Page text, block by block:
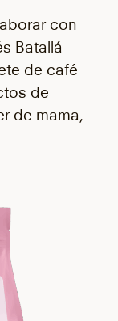
con
Batallá
de café
de
de mama,